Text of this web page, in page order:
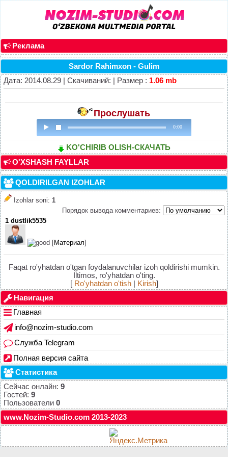
Реклама
Sardor Rahimxon - Gulim
Дата: 2014.08.29 | Скачиваний: | Размер : 1.06 mb
Прослушать
0:00
KO'CHIRIB OLISH-СКАЧАТЬ
O'XSHASH FAYLLAR
QOLDIRILGAN IZOHLAR
Izohlar soni: 1
Порядок вывода комментариев:
1 dustlik5535
[Материал]
Faqat ro'yhatdan o'tgan foydalanuvchilar izoh qoldirishi mumkin.
Iltimos, ro'yhatdan o'ting.
[ Ro'yhatdan o'tish| Kirish]
Навигация
Главная
info@nozim-studio.com
Служба Telegram
Полная версия сайта
Статистика
Сейчас онлайн: 9
Гостей: 9
Пользователи 0
www.Nozim-Studio.com 2013-2023